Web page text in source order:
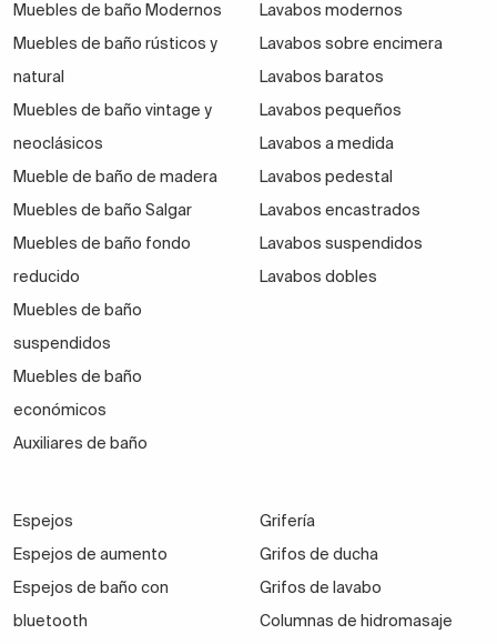
Muebles de baño Modernos
Muebles de baño rústicos y
natural
Muebles de baño vintage y
neoclásicos
Mueble de baño de madera
Muebles de baño Salgar
Muebles de baño fondo
reducido
Muebles de baño
suspendidos
Muebles de baño
económicos
Auxiliares de baño
Lavabos modernos
Lavabos sobre encimera
Lavabos baratos
Lavabos pequeños
Lavabos a medida
Lavabos pedestal
Lavabos encastrados
Lavabos suspendidos
Lavabos dobles
Espejos
Espejos de aumento
Espejos de baño con
bluetooth
Grifería
Grifos de ducha
Grifos de lavabo
Columnas de hidromasaje